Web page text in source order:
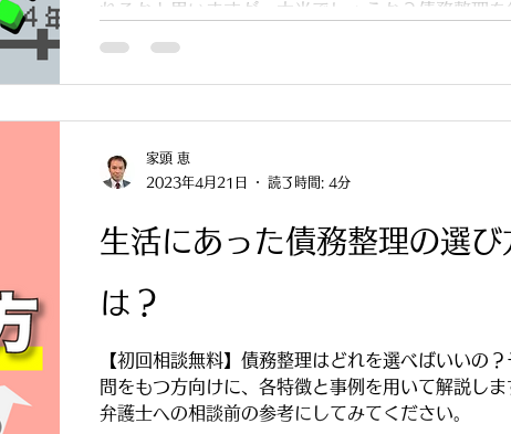
れるかと思いますが、本当でしょうか？債務整理を
生活にあった債務整理の選び
は？
【初回相談無料】債務整理はどれを選べばいいの
問をもつ方向けに、各特徴と事例を用いて解説し
弁護士への相談前の参考にしてみてください。
家頭 恵
2023年4月21日
読了時間: 4分